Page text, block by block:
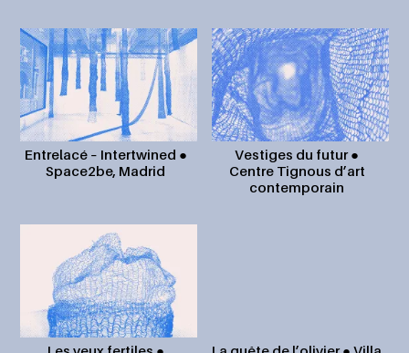
Entrelacé – Intertwined ●
Space2be, Madrid
Vestiges du futur ●
Centre Tignous d’art
contemporain